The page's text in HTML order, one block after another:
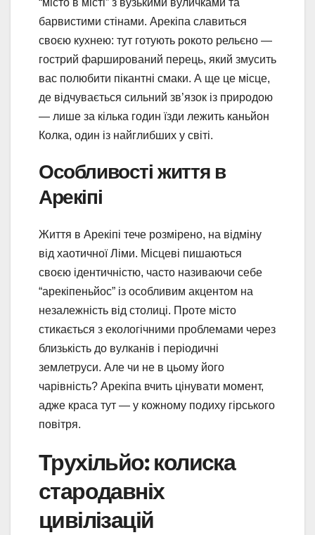
“місто в місті” з вузькими вуличками та
барвистими стінами. Арекіпа славиться
своєю кухнею: тут готують рокото рельєно —
гострий фарширований перець, який змусить
вас полюбити пікантні смаки. А ще це місце,
де відчувається сильний зв’язок із природою
— лише за кілька годин їзди лежить каньйон
Колка, один із найглибших у світі.
Особливості життя в
Арекіпі
Життя в Арекіпі тече розмірено, на відміну
від хаотичної Ліми. Місцеві пишаються
своєю ідентичністю, часто називаючи себе
“арекіпеньйос” із особливим акцентом на
незалежність від столиці. Проте місто
стикається з екологічними проблемами через
близькість до вулканів і періодичні
землетруси. Але чи не в цьому його
чарівність? Арекіпа вчить цінувати момент,
адже краса тут — у кожному подиху гірського
повітря.
Трухільйо: колиска
стародавніх
цивілізацій